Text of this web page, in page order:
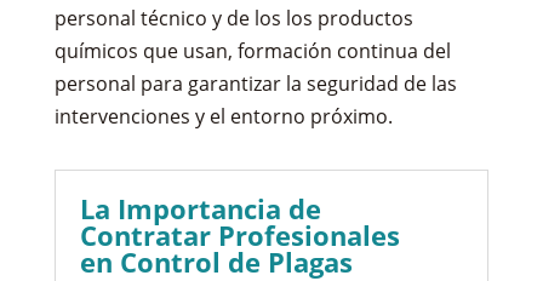
personal técnico y de los los productos
químicos que usan, formación continua del
personal para garantizar la seguridad de las
intervenciones y el entorno próximo.
La Importancia de
Contratar Profesionales
en Control de Plagas